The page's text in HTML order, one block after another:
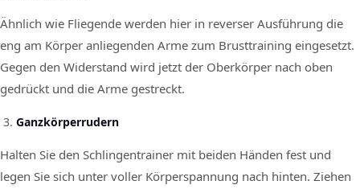
Ähnlich wie Fliegende werden hier in reverser Ausführung die
eng am Körper anliegenden Arme zum Brusttraining eingesetzt.
Gegen den Widerstand wird jetzt der Oberkörper nach oben
gedrückt und die Arme gestreckt.
Ganzkörperrudern
Halten Sie den Schlingentrainer mit beiden Händen fest und
legen Sie sich unter voller Körperspannung nach hinten. Ziehen